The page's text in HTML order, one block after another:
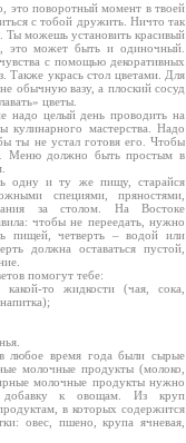
это поворотный момент в твоей
с тобой дружить. Ничто так
Ты можешь установить красивый
это может быть и одиночный.
с помощью декоративных
Также укрась стол цветами. Для
обычную вазу, а плоский сосуд
цветы.
надо целый день проводить на
кулинарного мастерства. Надо
ты не устал готовя его. Чтобы
Меню должно быть простым в
одну и ту же пищу, старайся
специями, пряностями,
за столом. На Востоке
чтобы не переедать, нужно
пищей, четверть – водой или
должна оставаться пустой,
помогут тебе:
то жидкости (чая, сока,
любое время года были сырые
молочные продукты (молоко,
молочные продукты нужно
добавку к овощам. Из круп
в которых содержится
овес, пшено, крупа ячневая,